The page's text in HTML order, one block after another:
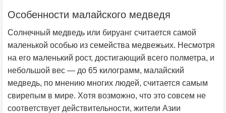
Особенности малайского медведя
Солнечный медведь или бируанг считается самой
маленькой особью из семейства медвежьих. Несмотря
на его маленький рост, достигающий всего полметра, и
небольшой вес — до 65 килограмм, малайский
медведь, по мнению многих людей, считается самым
свирепым в мире. Хотя возможно, что это совсем не
соответствует действительности, жители Азии